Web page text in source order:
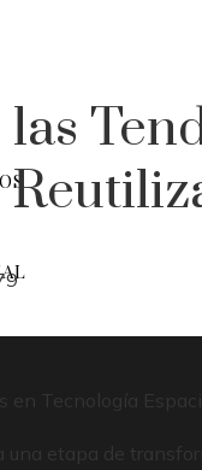
Tecnología
etapa de